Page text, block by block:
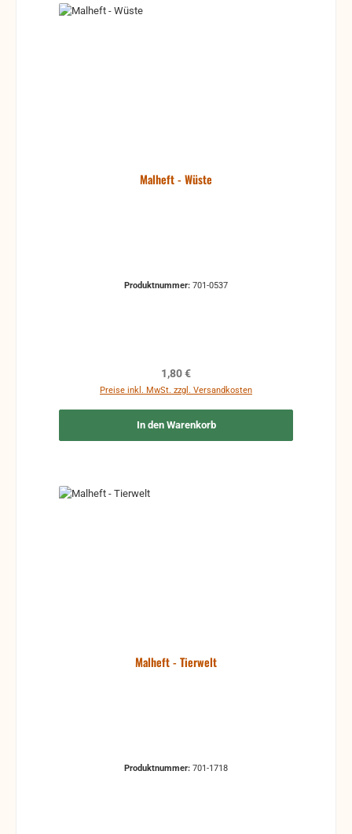
Malheft - Wüste
Produktnummer: 701-0537
Regulärer Preis:
1,80 €
Preise inkl. MwSt. zzgl. Versandkosten
In den Warenkorb
Malheft - Tierwelt
Produktnummer: 701-1718